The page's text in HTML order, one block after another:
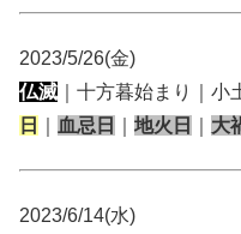
2023/5/26(金)
仏滅 ｜十方暮始まり｜小
日
血忌日 地火日 大
2023/6/14(水)